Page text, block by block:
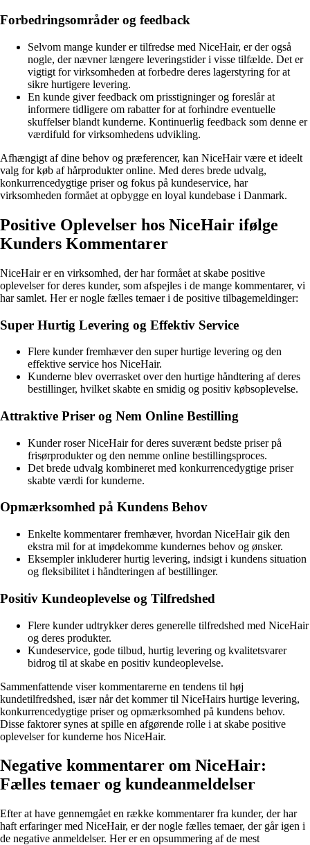
Forbedringsområder og feedback
Selvom mange kunder er tilfredse med NiceHair, er der også
nogle, der nævner længere leveringstider i visse tilfælde. Det er
vigtigt for virksomheden at forbedre deres lagerstyring for at
sikre hurtigere levering.
En kunde giver feedback om prisstigninger og foreslår at
informere tidligere om rabatter for at forhindre eventuelle
skuffelser blandt kunderne. Kontinuerlig feedback som denne er
værdifuld for virksomhedens udvikling.
Afhængigt af dine behov og præferencer, kan NiceHair være et ideelt
valg for køb af hårprodukter online. Med deres brede udvalg,
konkurrencedygtige priser og fokus på kundeservice, har
virksomheden formået at opbygge en loyal kundebase i Danmark.
Positive Oplevelser hos NiceHair ifølge
Kunders Kommentarer
NiceHair er en virksomhed, der har formået at skabe positive
oplevelser for deres kunder, som afspejles i de mange kommentarer, vi
har samlet. Her er nogle fælles temaer i de positive tilbagemeldinger:
Super Hurtig Levering og Effektiv Service
Flere kunder fremhæver den super hurtige levering og den
effektive service hos NiceHair.
Kunderne blev overrasket over den hurtige håndtering af deres
bestillinger, hvilket skabte en smidig og positiv købsoplevelse.
Attraktive Priser og Nem Online Bestilling
Kunder roser NiceHair for deres suverænt bedste priser på
frisørprodukter og den nemme online bestillingsproces.
Det brede udvalg kombineret med konkurrencedygtige priser
skabte værdi for kunderne.
Opmærksomhed på Kundens Behov
Enkelte kommentarer fremhæver, hvordan NiceHair gik den
ekstra mil for at imødekomme kundernes behov og ønsker.
Eksempler inkluderer hurtig levering, indsigt i kundens situation
og fleksibilitet i håndteringen af bestillinger.
Positiv Kundeoplevelse og Tilfredshed
Flere kunder udtrykker deres generelle tilfredshed med NiceHair
og deres produkter.
Kundeservice, gode tilbud, hurtig levering og kvalitetsvarer
bidrog til at skabe en positiv kundeoplevelse.
Sammenfattende viser kommentarerne en tendens til høj
kundetilfredshed, især når det kommer til NiceHairs hurtige levering,
konkurrencedygtige priser og opmærksomhed på kundens behov.
Disse faktorer synes at spille en afgørende rolle i at skabe positive
oplevelser for kunderne hos NiceHair.
Negative kommentarer om NiceHair:
Fælles temaer og kundeanmeldelser
Efter at have gennemgået en række kommentarer fra kunder, der har
haft erfaringer med NiceHair, er der nogle fælles temaer, der går igen i
de negative anmeldelser. Her er en opsummering af de mest